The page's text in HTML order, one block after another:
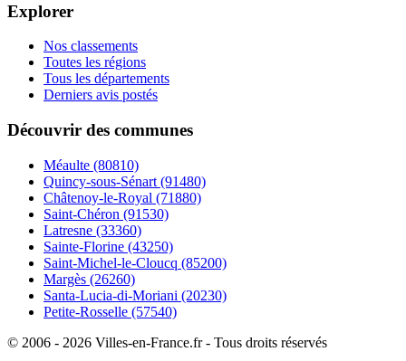
Explorer
Nos classements
Toutes les régions
Tous les départements
Derniers avis postés
Découvrir des communes
Méaulte (80810)
Quincy-sous-Sénart (91480)
Châtenoy-le-Royal (71880)
Saint-Chéron (91530)
Latresne (33360)
Sainte-Florine (43250)
Saint-Michel-le-Cloucq (85200)
Margès (26260)
Santa-Lucia-di-Moriani (20230)
Petite-Rosselle (57540)
© 2006 - 2026 Villes-en-France.fr - Tous droits réservés